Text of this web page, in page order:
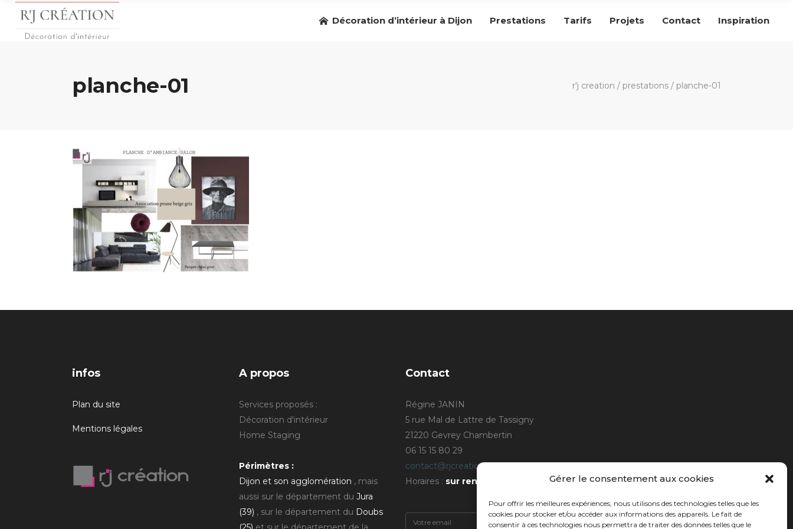
Gérer le consentement aux cookies
Pour offrir les meilleures expériences, nous utilisons des technologies telles que les
cookies pour stocker et/ou accéder aux informations des appareils. Le fait de
consentir à ces technologies nous permettra de traiter des données telles que le
Décoration d’intérieur à Dijon Prestations Tarifs Projets Contact Inspiration
planche-01 r'j creation / prestations / planche-01
infos
Plan du site
Mentions légales
A propos
Services proposés :
Décoration d'intérieur
Home Staging
Périmètres :
Dijon et son agglomération , mais
aussi sur le département du Jura
(39) , sur le département du Doubs
Contact
Régine JANIN
5 rue Mal de Lattre de Tassigny
21220 Gevrey Chambertin
06 15 15 80 29
contact@rjcreation.com
Horaires : sur rendez-vous